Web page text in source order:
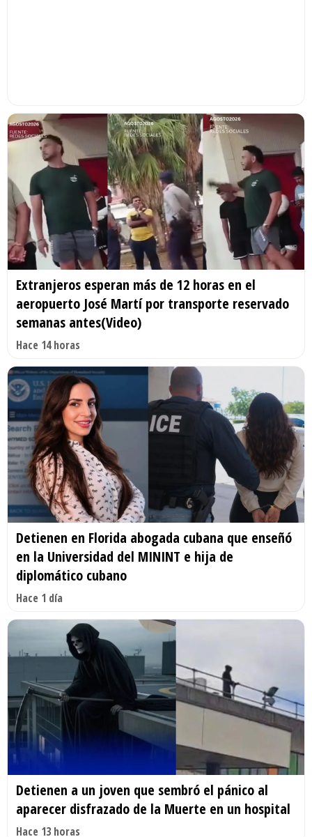
Extranjeros esperan más de 12 horas en el
aeropuerto José Martí por transporte reservado
semanas antes(Video)
Hace 14 horas
Detienen en Florida abogada cubana que enseñó
en la Universidad del MININT e hija de
diplomático cubano
Hace 1 día
Detienen a un joven que sembró el pánico al
aparecer disfrazado de la Muerte en un hospital
Hace 13 horas